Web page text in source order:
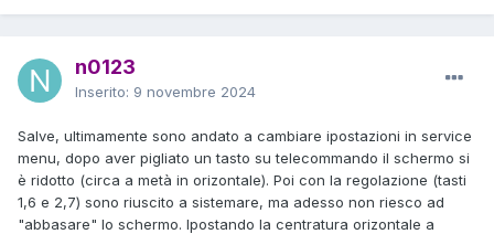
n0123
Inserito: 9 novembre 2024
Salve, ultimamente sono andato a cambiare ipostazioni in service
menu, dopo aver pigliato un tasto su telecommando il schermo si
è ridotto (circa a metà in orizontale). Poi con la regolazione (tasti
1,6 e 2,7) sono riuscito a sistemare, ma adesso non riesco ad
"abbasare" lo schermo. Ipostando la centratura orizontale a